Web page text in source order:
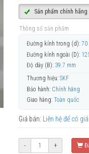
Sản phẩm chính hãng
Thông số sản phẩm
Đường kính trong (d): 70
Đường kính ngoài (D):
Độ dày (B): 39.7 mm
Thương hiệu: SKF
Bảo hành: Chính hãng
Giao hàng: Toàn quốc
Giá bán: Liên hệ để có
- +